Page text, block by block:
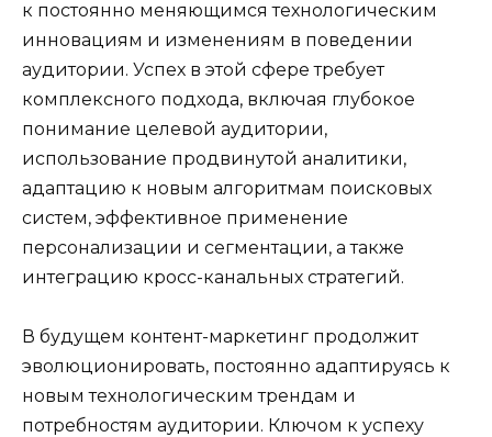
к постоянно меняющимся технологическим
инновациям и изменениям в поведении
аудитории. Успех в этой сфере требует
комплексного подхода, включая глубокое
понимание целевой аудитории,
использование продвинутой аналитики,
адаптацию к новым алгоритмам поисковых
систем, эффективное применение
персонализации и сегментации, а также
интеграцию кросс-канальных стратегий.
В будущем контент-маркетинг продолжит
эволюционировать, постоянно адаптируясь к
новым технологическим трендам и
потребностям аудитории. Ключом к успеху